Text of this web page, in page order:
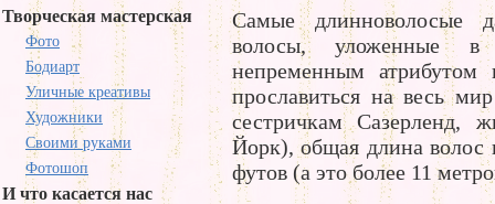
Творческая мастерская
Фото
Бодиарт
Уличные креативы
Художники
Своими руками
Фотошоп
И что касается нас
Cамые длинноволосые
волосы, уложенные в
непременным атрибутом
прославиться на весь
сестричкам
Йорк), общая длина волос
футов (а это более 11